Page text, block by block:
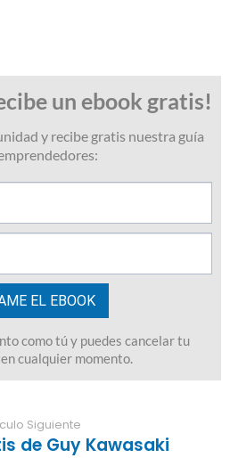
Siguiente
de Guy Kawasaki